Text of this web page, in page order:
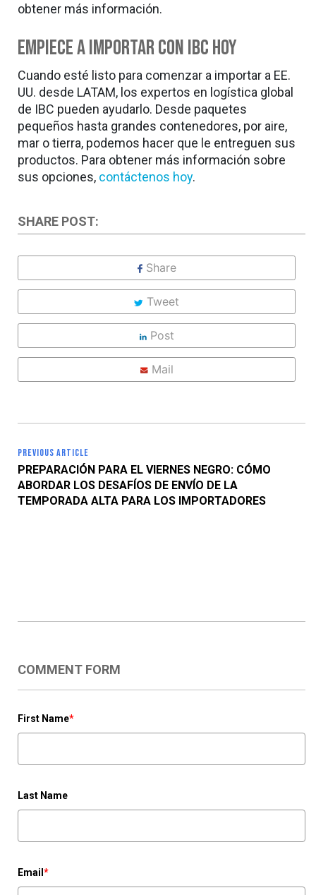
obtener más información.
Empiece a Importar con IBC Hoy
Cuando esté listo para comenzar a importar a EE.
UU. desde LATAM, los expertos en logística global
de IBC pueden ayudarlo. Desde paquetes
pequeños hasta grandes contenedores, por aire,
mar o tierra, podemos hacer que le entreguen sus
productos. Para obtener más información sobre
sus opciones, contáctenos hoy.
SHARE POST:
Share
Tweet
Post
Mail
PREVIOUS ARTICLE
PREPARACIÓN PARA EL VIERNES NEGRO: CÓMO
ABORDAR LOS DESAFÍOS DE ENVÍO DE LA
TEMPORADA ALTA PARA LOS IMPORTADORES
COMMENT FORM
First Name*
Last Name
Email*